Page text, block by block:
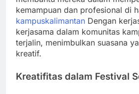
kemampuan dan profesional di
kampuskalimantan Dengan
kerjasama dalam komunitas
terjalin, menimbulkan suasana
kreatif.
Kreatifitas dalam Festival